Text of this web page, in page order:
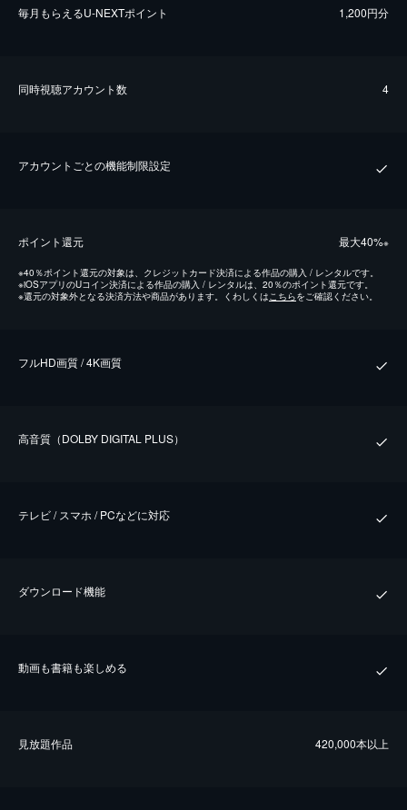
毎⽉もらえるU-NEXTポイント 1,200円分
同時視聴アカウント数 4
アカウントごとの機能制限設定
ポイント還元 最⼤40%※
※40％ポイント還元の対象は、クレジットカード決済による作品の購入 / レンタルです。
※iOSアプリのUコイン決済による作品の購入 / レンタルは、20％のポイント還元です。
※還元の対象外となる決済方法や商品があります。くわしくはこちらをご確認ください。
フルHD画質 / 4K画質
⾼⾳質（DOLBY DIGITAL PLUS）
テレビ / スマホ / PCなどに対応
ダウンロード機能
動画も書籍も楽しめる
⾒放題作品 420,000本以上